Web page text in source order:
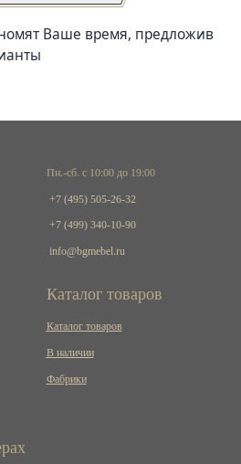
Ваше время, предложив
Пн.-сб. с 10:00 до 19:00
+7 (495) 505-26-32
+7 (499) 340-10-90
info@bgmebel.ru
Каталог товаров
Каталог товаров
В наличии
Фабрики